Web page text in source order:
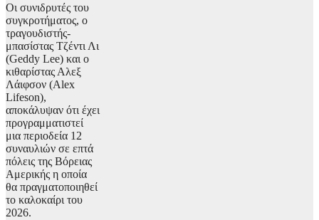
Οι συνιδρυτές του
συγκροτήματος, ο
τραγουδιστής-
μπασίστας Τζέντι Λι
(Geddy Lee) και ο
κιθαρίστας Αλεξ
Λάιφσον (Alex
Lifeson),
αποκάλυψαν ότι έχει
προγραμματιστεί
μια περιοδεία 12
συναυλιών σε επτά
πόλεις της Βόρειας
Αμερικής η οποία
θα πραγματοποιηθεί
το καλοκαίρι του
2026.